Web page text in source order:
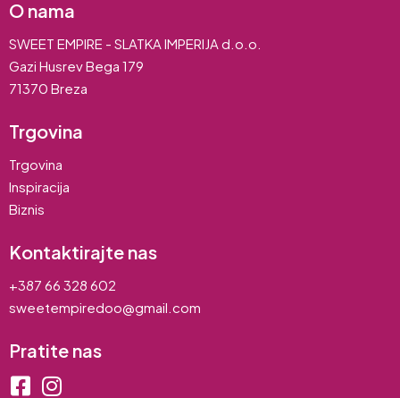
O nama
SWEET EMPIRE - SLATKA IMPERIJA d.o.o.
Gazi Husrev Bega 179
71370 Breza
Trgovina
Trgovina
Inspiracija
Biznis
Kontaktirajte nas
+387 66 328 602
sweetempiredoo@gmail.com
Pratite nas